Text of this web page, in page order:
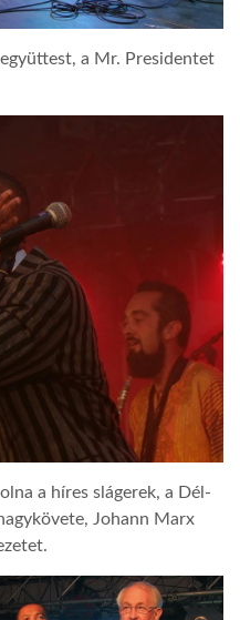
a Mr. Presidentet
a híres slágerek, a Dél-
Johann Marx